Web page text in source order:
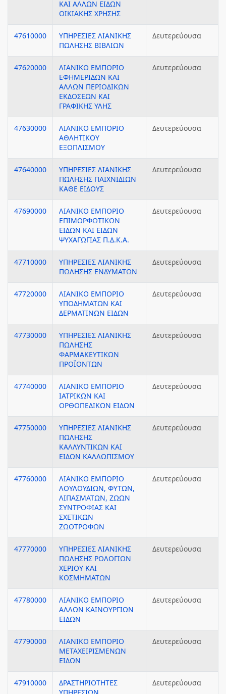
ΚΑΙ ΑΛΛΩΝ ΕΙΔΩΝ
ΟΙΚΙΑΚΗΣ ΧΡΗΣΗΣ
47610000
ΥΠΗΡΕΣΙΕΣ ΛΙΑΝΙΚΗΣ
ΠΩΛΗΣΗΣ ΒΙΒΛΙΩΝ
Δευτερεύουσα
47620000
ΛΙΑΝΙΚΟ ΕΜΠΟΡΙΟ
ΕΦΗΜΕΡΙΔΩΝ ΚΑΙ
ΑΛΛΩΝ ΠΕΡΙΟΔΙΚΩΝ
ΕΚΔΟΣΕΩΝ ΚΑΙ
ΓΡΑΦΙΚΗΣ ΥΛΗΣ
Δευτερεύουσα
47630000
ΛΙΑΝΙΚΟ ΕΜΠΟΡΙΟ
ΑΘΛΗΤΙΚΟΥ
ΕΞΟΠΛΙΣΜΟΥ
Δευτερεύουσα
47640000
ΥΠΗΡΕΣΙΕΣ ΛΙΑΝΙΚΗΣ
ΠΩΛΗΣΗΣ ΠΑΙΧΝΙΔΙΩΝ
ΚΑΘΕ ΕΙΔΟΥΣ
Δευτερεύουσα
47690000
ΛΙΑΝΙΚΟ ΕΜΠΟΡΙΟ
ΕΠΙΜΟΡΦΩΤΙΚΩΝ
ΕΙΔΩΝ ΚΑΙ ΕΙΔΩΝ
ΨΥΧΑΓΩΓΙΑΣ Π.Δ.Κ.Α.
Δευτερεύουσα
47710000
ΥΠΗΡΕΣΙΕΣ ΛΙΑΝΙΚΗΣ
ΠΩΛΗΣΗΣ ΕΝΔΥΜΑΤΩΝ
Δευτερεύουσα
47720000
ΛΙΑΝΙΚΟ ΕΜΠΟΡΙΟ
ΥΠΟΔΗΜΑΤΩΝ ΚΑΙ
ΔΕΡΜΑΤΙΝΩΝ ΕΙΔΩΝ
Δευτερεύουσα
47730000
ΥΠΗΡΕΣΙΕΣ ΛΙΑΝΙΚΗΣ
ΠΩΛΗΣΗΣ
ΦΑΡΜΑΚΕΥΤΙΚΩΝ
ΠΡΟΪΟΝΤΩΝ
Δευτερεύουσα
47740000
ΛΙΑΝΙΚΟ ΕΜΠΟΡΙΟ
ΙΑΤΡΙΚΩΝ ΚΑΙ
ΟΡΘΟΠΕΔΙΚΩΝ ΕΙΔΩΝ
Δευτερεύουσα
47750000
ΥΠΗΡΕΣΙΕΣ ΛΙΑΝΙΚΗΣ
ΠΩΛΗΣΗΣ
ΚΑΛΛΥΝΤΙΚΩΝ ΚΑΙ
ΕΙΔΩΝ ΚΑΛΛΩΠΙΣΜΟΥ
Δευτερεύουσα
47760000
ΛΙΑΝΙΚΟ ΕΜΠΟΡΙΟ
ΛΟΥΛΟΥΔΙΩΝ, ΦΥΤΩΝ,
ΛΙΠΑΣΜΑΤΩΝ, ΖΩΩΝ
ΣΥΝΤΡΟΦΙΑΣ ΚΑΙ
ΣΧΕΤΙΚΩΝ
ΖΩΟΤΡΟΦΩΝ
Δευτερεύουσα
47770000
ΥΠΗΡΕΣΙΕΣ ΛΙΑΝΙΚΗΣ
ΠΩΛΗΣΗΣ ΡΟΛΟΓΙΩΝ
ΧΕΡΙΟΥ ΚΑΙ
ΚΟΣΜΗΜΑΤΩΝ
Δευτερεύουσα
47780000
ΛΙΑΝΙΚΟ ΕΜΠΟΡΙΟ
ΑΛΛΩΝ ΚΑΙΝΟΥΡΓΙΩΝ
ΕΙΔΩΝ
Δευτερεύουσα
47790000
ΛΙΑΝΙΚΟ ΕΜΠΟΡΙΟ
ΜΕΤΑΧΕΙΡΙΣΜΕΝΩΝ
ΕΙΔΩΝ
Δευτερεύουσα
47910000
ΔΡΑΣΤΗΡΙΟΤΗΤΕΣ
Δευτερεύουσα